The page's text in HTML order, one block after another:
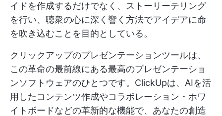
イドを作成するだけでなく、ストーリーテリング
を行い、聴衆の心に深く響く方法でアイデアに命
を吹き込むことを目的としている。
クリックアップのプレゼンテーションツールは、
この革命の最前線にある最高のプレゼンテーショ
ンソフトウェアのひとつです。ClickUpは、AIを活
用したコンテンツ作成やコラボレーション・ホワ
イトボードなどの革新的な機能で、あなたの創造